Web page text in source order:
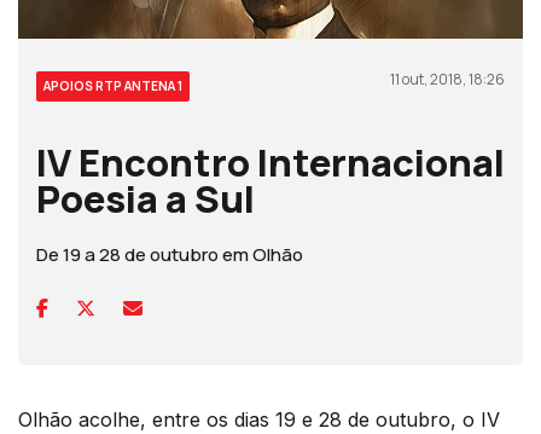
APOIOS RTP ANTENA 1 11 out, 2018, 18:26
IV Encontro Internacional
Poesia a Sul
De 19 a 28 de outubro em Olhão
Olhão acolhe, entre os dias 19 e 28 de outubro, o IV